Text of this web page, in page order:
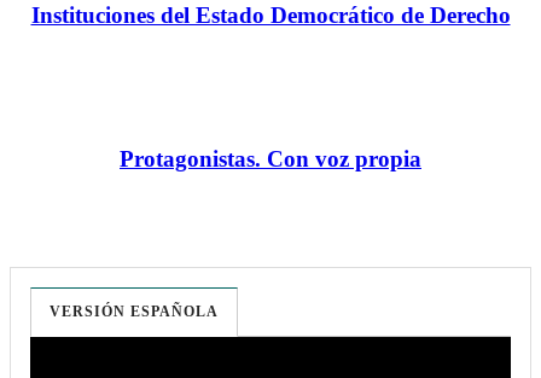
Instituciones del Estado Democrático de Derecho
Protagonistas. Con voz propia
VERSIÓN ESPAÑOLA